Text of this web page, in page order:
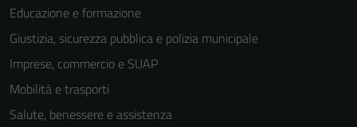
Educazione e formazione
Giustizia, sicurezza pubblica e polizia municipale
Imprese, commercio e SUAP
Mobilità e trasporti
Salute, benessere e assistenza